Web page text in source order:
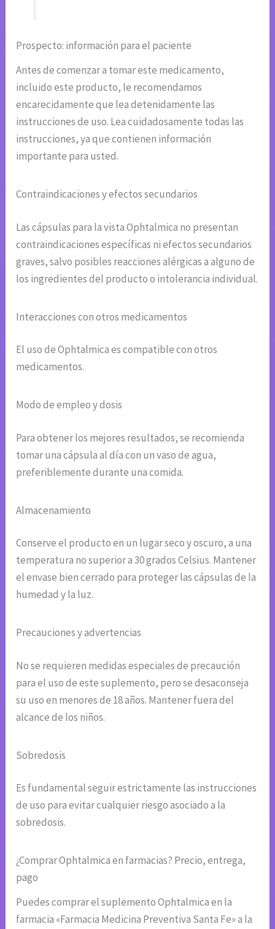
Prospecto: información para el paciente
Antes de comenzar a tomar este medicamento,
incluido este producto, le recomendamos
encarecidamente que lea detenidamente las
instrucciones de uso. Lea cuidadosamente todas las
instrucciones, ya que contienen información
importante para usted.
Contraindicaciones y efectos secundarios
Las cápsulas para la vista Ophtalmica no presentan
contraindicaciones específicas ni efectos secundarios
graves, salvo posibles reacciones alérgicas a alguno de
los ingredientes del producto o intolerancia individual.
Interacciones con otros medicamentos
El uso de Ophtalmica es compatible con otros
medicamentos.
Modo de empleo y dosis
Para obtener los mejores resultados, se recomienda
tomar una cápsula al día con un vaso de agua,
preferiblemente durante una comida.
Almacenamiento
Conserve el producto en un lugar seco y oscuro, a una
temperatura no superior a 30 grados Celsius. Mantener
el envase bien cerrado para proteger las cápsulas de la
humedad y la luz.
Precauciones y advertencias
No se requieren medidas especiales de precaución
para el uso de este suplemento, pero se desaconseja
su uso en menores de 18 años. Mantener fuera del
alcance de los niños.
Sobredosis
Es fundamental seguir estrictamente las instrucciones
de uso para evitar cualquier riesgo asociado a la
sobredosis.
¿Comprar Ophtalmica en farmacias? Precio, entrega,
pago
Puedes comprar el suplemento Ophtalmica en la
farmacia «Farmacia Medicina Preventiva Santa Fe» a la